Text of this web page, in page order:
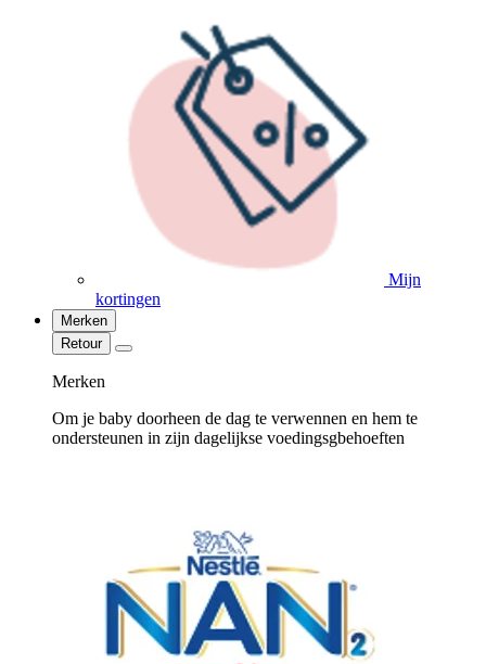
Mijn
kortingen
Merken
Retour
Merken
Om je baby doorheen de dag te verwennen en hem te
ondersteunen in zijn dagelijkse voedingsgbehoeften